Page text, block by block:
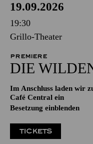
19.09.2026
19:30
Grillo-Theater
PREMIERE
DIE
Im Anschluss laden wir
Café Central ein
Besetzung einblenden
TICKETS